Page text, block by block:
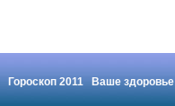
Гороскоп 2011 Ваше здоровье